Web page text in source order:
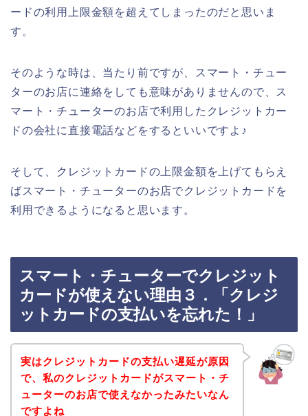
ードの利用上限金額を超えてしまったのだと思いま
す。
そのような時は、当たり前ですが、スマート・チュー
ターのお店に連絡をしても意味がありませんので、ス
マート・チューターのお店で利用したクレジットカー
ドの会社に直接電話などをするといいですよ♪
そして、クレジットカードの上限金額を上げてもらえ
ばスマート・チューターのお店でクレジットカードを
利用できるようになると思います。
スマート・チューターでクレジット
カードが使えない理由３．「クレジ
ットカードの支払いを忘れた！」
実はクレジットカードの支払い遅延が原因
で、私のクレジットカードがスマート・チ
ューターのお店で使えなかったみたいなん
ですよね